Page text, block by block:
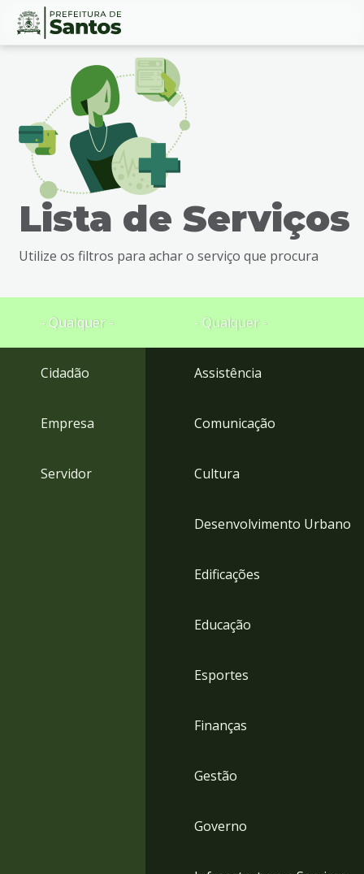
Ir
busca
Ir
rodapé
Conteúdo
Lista de Serviços
Utilize os filtros para achar o serviço que procura
- Qualquer -
Cidadão
Empresa
Servidor
- Qualquer -
Assistência
Comunicação
Cultura
Desenvolvimento Urbano
Edificações
Educação
Esportes
Finanças
Gestão
Governo